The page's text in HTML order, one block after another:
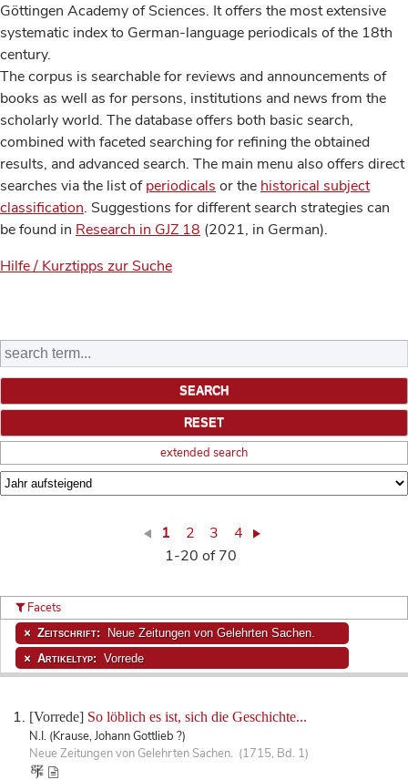
Göttingen Academy of Sciences. It offers the most extensive
systematic index to German-language periodicals of the 18th
century.
The corpus is searchable for reviews and announcements of
books as well as for persons, institutions and news from the
scholarly world. The database offers both basic search,
combined with faceted searching for refining the obtained
results, and advanced search. The main menu also offers direct
searches via the list ofperiodicals or the historical subject
classification. Suggestions for different search strategies can
be found in Research in GJZ 18 (2021, in German).
Hilfe / Kurztipps zur Suche
extended search
1 2 3
4
1-20 of 70
[Vorrede] So löblich es ist, sich die Geschichte...
N.I. (Krause, Johann Gottlieb ?)
Neue Zeitungen von Gelehrten Sachen. (1715, Bd. 1)
Facets
Zeitschrift: Neue Zeitungen von Gelehrten Sachen.
Artikeltyp: Vorrede